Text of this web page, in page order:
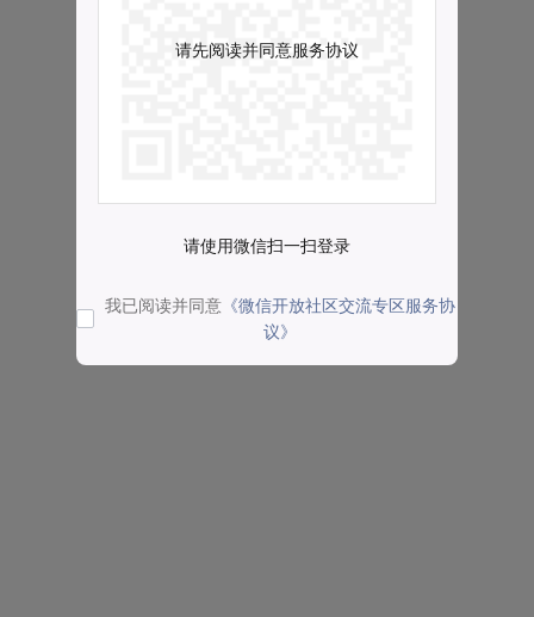
请先阅读并同意服务协议
请使用微信扫一扫登录
我已阅读并同意 《微信开放社区交流专区服务协
议》